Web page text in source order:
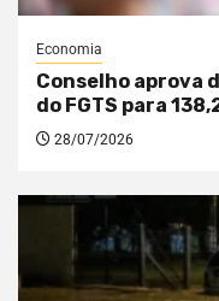
Economia
Conselho aprova
do FGTS para
28/07/2026